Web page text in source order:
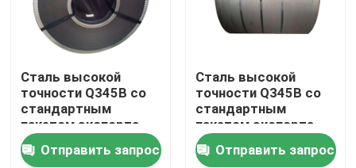
Свяжитесь мы
Спросите цитату
Алюминиевая плита листа
Плита листа нержавеющей стали
Сталь высокой
точности Q345B со
стандартным
пакетом экспорта
Отправить запрос
Сталь высокой
точности Q345B со
стандартным
пакетом экспорта
Отправить запрос